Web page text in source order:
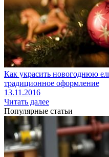
Как украсить новогоднюю
традиционное оформление
13.11.2016
Читать далее
Популярные статьи